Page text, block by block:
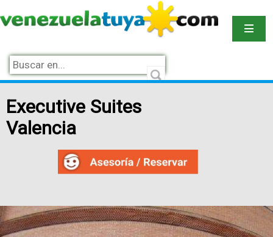
Executive Suites
Valencia